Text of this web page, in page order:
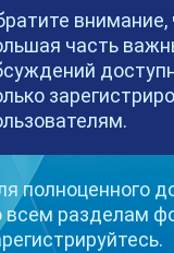
сайтов - мужчины
работают вебкам-
внимание,
часть
полноценного
всем разделам